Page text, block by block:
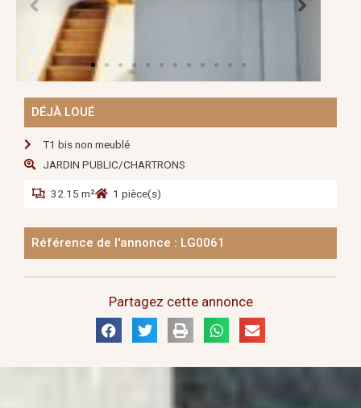
DÉJÀ LOUÉ
T1 bis non meublé
JARDIN PUBLIC/CHARTRONS
32.15 m² 1 pièce(s)
Référence de l'annonce : LG0061
Partagez cette annonce